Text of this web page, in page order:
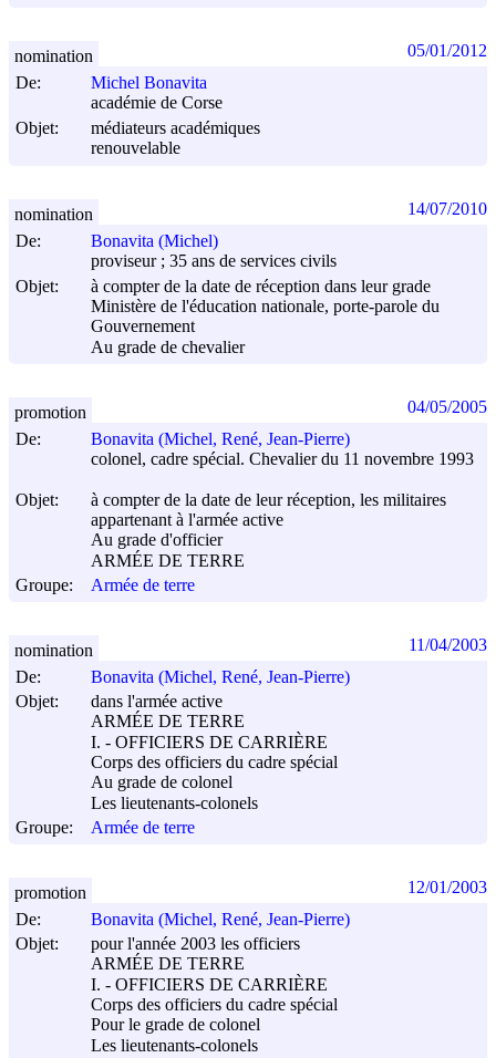
De:
Michel Bonavita
académie de Corse
Objet:
médiateurs académiques
renouvelable
nomination 05/01/2012
De:
Bonavita (Michel)
proviseur ; 35 ans de services civils
Objet:
à compter de la date de réception dans leur grade
Ministère de l'éducation nationale, porte-parole du
Gouvernement
Au grade de chevalier
nomination 14/07/2010
De:
Bonavita (Michel, René, Jean-Pierre)
colonel, cadre spécial. Chevalier du 11 novembre 1993
Objet:
à compter de la date de leur réception, les militaires
appartenant à l'armée active
Au grade d'officier
ARMÉE DE TERRE
Groupe:
Armée de terre
promotion 04/05/2005
De:
Bonavita (Michel, René, Jean-Pierre)
Objet:
dans l'armée active
ARMÉE DE TERRE
I. - OFFICIERS DE CARRIÈRE
Corps des officiers du cadre spécial
Au grade de colonel
Les lieutenants-colonels
Groupe:
Armée de terre
nomination 11/04/2003
De:
Bonavita (Michel, René, Jean-Pierre)
Objet:
pour l'année 2003 les officiers
ARMÉE DE TERRE
I. - OFFICIERS DE CARRIÈRE
Corps des officiers du cadre spécial
Pour le grade de colonel
Les lieutenants-colonels
promotion 12/01/2003